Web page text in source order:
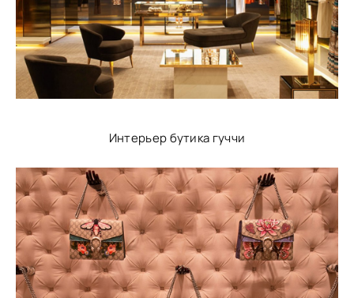
Интерьер бутика гуччи